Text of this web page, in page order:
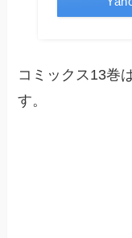
コミックス13巻
す。